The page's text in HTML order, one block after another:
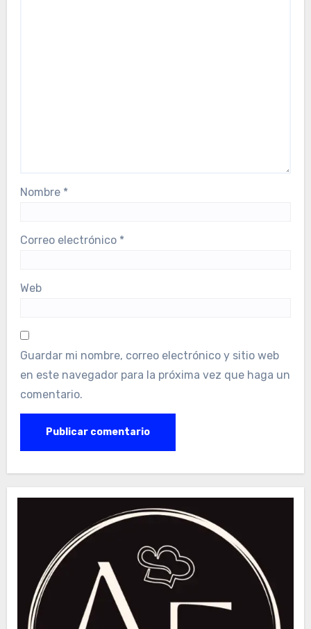
Nombre *
Correo electrónico *
Web
Guardar mi nombre, correo electrónico y sitio web
en este navegador para la próxima vez que haga un
comentario.